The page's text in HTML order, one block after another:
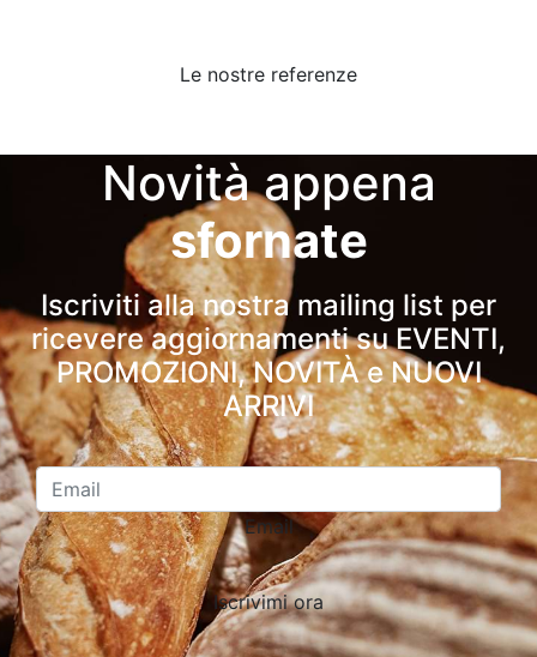
Le nostre referenze
Novità appena
sfornate
Iscriviti alla nostra mailing list per
ricevere aggiornamenti su EVENTI,
PROMOZIONI, NOVITÀ e NUOVI
ARRIVI
Email
Iscrivimi ora